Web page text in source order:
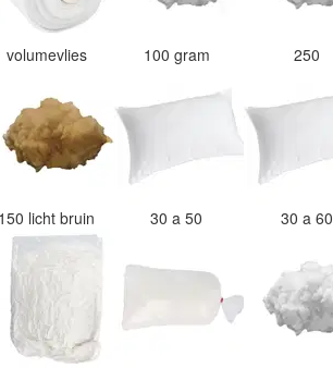
volumevlies 100 gram 250
licht bruin 30 a 50 30 a 60